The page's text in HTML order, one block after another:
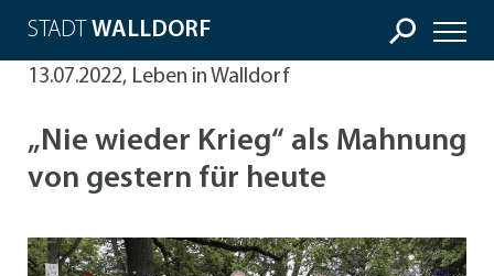
STADT WALLDORF
13.07.2022, Leben in Walldorf
„Nie wieder Krieg“ als Mahnung
von gestern für heute